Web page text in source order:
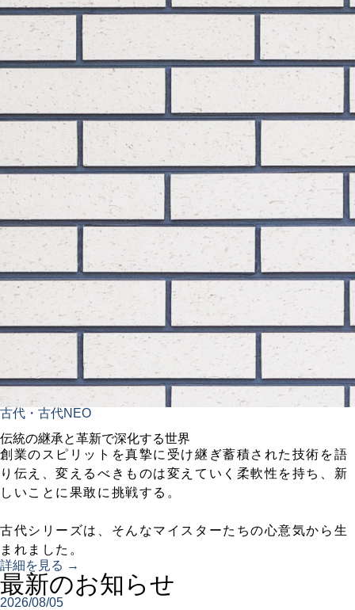
古代・古代NEO
伝統の継承と革新で深化する世界
創業のスピリットを真摯に受け継ぎ蓄積された技術を語
り伝え、変えるべきものは変えていく柔軟性を持ち、新
しいことに果敢に挑戦する。
古代シリーズは、そんなマイスターたちの心意気から生
まれました。
詳細を見る →
最新のお知らせ
2026/08/05